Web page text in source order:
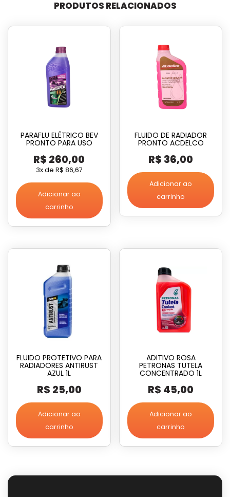
PRODUTOS RELACIONADOS
PARAFLU ELÉTRICO BEV
PRONTO PARA USO
R$ 260,00
3x de R$ 86,67
Adicionar ao
carrinho
FLUIDO DE RADIADOR
PRONTO ACDELCO
R$ 36,00
Adicionar ao
carrinho
FLUIDO PROTETIVO PARA
RADIADORES ANTIRUST
AZUL 1L
R$ 25,00
Adicionar ao
carrinho
ADITIVO ROSA
PETRONAS TUTELA
CONCENTRADO 1L
R$ 45,00
Adicionar ao
carrinho